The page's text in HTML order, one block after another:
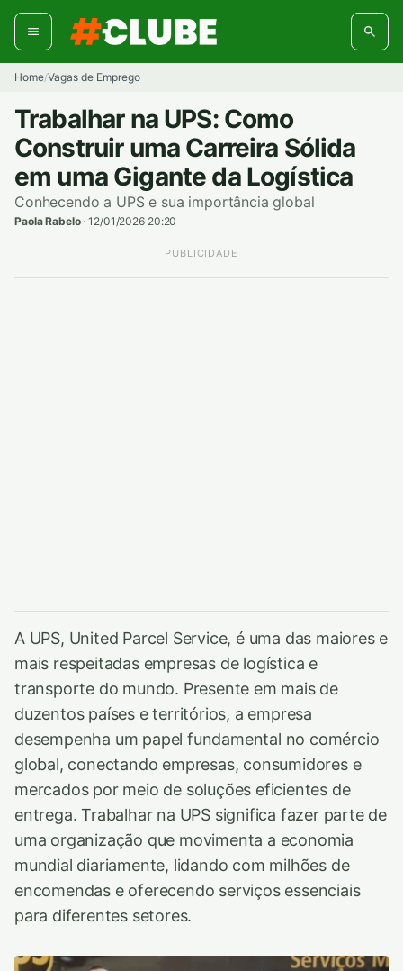
Pular
para
conteúdo
Home/Vagas de Emprego
Trabalhar na UPS: Como
Construir uma Carreira Sólida
em uma Gigante da Logística
Conhecendo a UPS e sua importância global
Paola Rabelo·12/01/2026 20:20
PUBLICIDADE
A UPS, United Parcel Service, é uma das maiores e
mais respeitadas empresas de logística e
transporte do mundo. Presente em mais de
duzentos países e territórios, a empresa
desempenha um papel fundamental no comércio
global, conectando empresas, consumidores e
mercados por meio de soluções eficientes de
entrega. Trabalhar na UPS significa fazer parte de
uma organização que movimenta a economia
mundial diariamente, lidando com milhões de
encomendas e oferecendo serviços essenciais
para diferentes setores.